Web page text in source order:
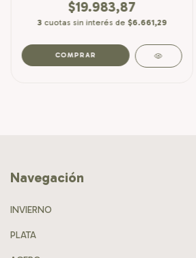
$19.983,87
3 cuotas sin interés de $6.661,29
Navegación
INVIERNO
PLATA